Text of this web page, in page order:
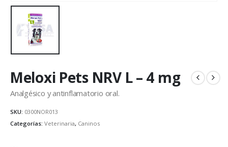
Meloxi Pets NRV L – 4 mg
Analgésico y antinflamatorio oral.
SKU: 0300NOR013
Categorías: Veterinaria, Caninos